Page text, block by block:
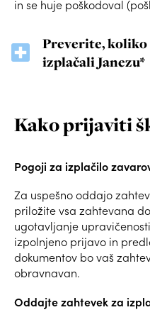
in se huje poškodoval
Preverite, koliko
izplačali Janezu*
Kako prijaviti
Pogoji za izplačilo
Za uspešno oddajo
priložite vsa zahtevana
ugotavljanje
izpolnjeno prijavo in
dokumentov bo vaš
obravnavan.
Oddajte zahtevek za